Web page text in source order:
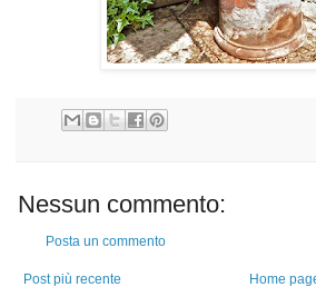
Nessun commento:
Posta un commento
Post più recente
Home